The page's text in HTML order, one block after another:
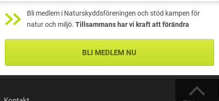
Bli medlem i Naturskyddsföreningen och stöd kampen för
natur och miljö. Tillsammans har vi kraft att förändra
BLI MEDLEM NU